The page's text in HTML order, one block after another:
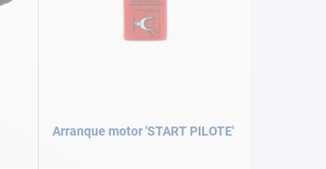
Arranque motor 'START PILOTE'